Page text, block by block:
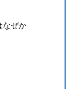
なぜか